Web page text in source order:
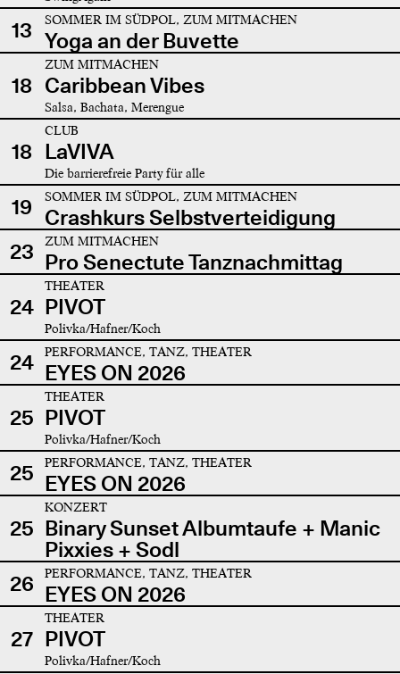
13 SOMMER IM SÜDPOL, ZUM MITMACHEN
Yoga an der Buvette
18
ZUM MITMACHEN
Caribbean Vibes
Salsa, Bachata, Merengue
18
CLUB
LaVIVA
Die barrierefreie Party für alle
19 SOMMER IM SÜDPOL, ZUM MITMACHEN
Crashkurs Selbstverteidigung
23
ZUM MITMACHEN
Pro Senectute Tanznachmittag
24
THEATER
PIVOT
Polivka/Hafner/Koch
24 PERFORMANCE, TANZ, THEATER
EYES ON 2026
25
THEATER
PIVOT
Polivka/Hafner/Koch
25 PERFORMANCE, TANZ, THEATER
EYES ON 2026
25
KONZERT
Binary Sunset Albumtaufe + Manic
Pixxies + Sodl
26
PERFORMANCE, TANZ, THEATER
EYES ON 2026
27
THEATER
PIVOT
Polivka/Hafner/Koch